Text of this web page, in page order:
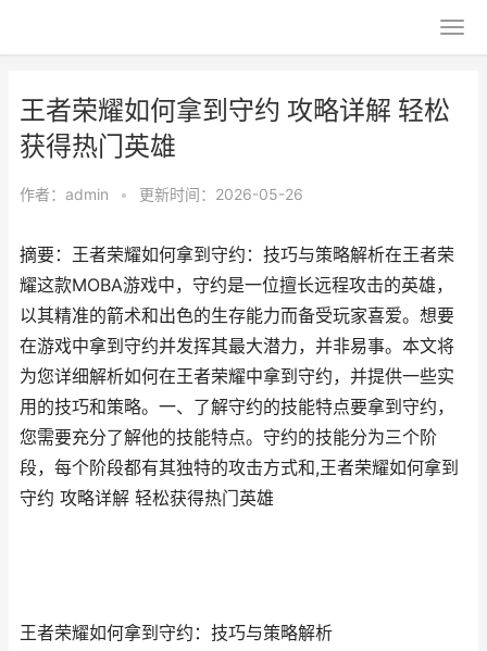
王者荣耀如何拿到守约 攻略详解 轻松
获得热门英雄
作者： admin • 更新时间：2026-05-26
摘要：王者荣耀如何拿到守约：技巧与策略解析在王者荣
耀这款MOBA游戏中，守约是一位擅长远程攻击的英雄，
以其精准的箭术和出色的生存能力而备受玩家喜爱。想要
在游戏中拿到守约并发挥其最大潜力，并非易事。本文将
为您详细解析如何在王者荣耀中拿到守约，并提供一些实
用的技巧和策略。一、了解守约的技能特点要拿到守约，
您需要充分了解他的技能特点。守约的技能分为三个阶
段，每个阶段都有其独特的攻击方式和,王者荣耀如何拿到
守约 攻略详解 轻松获得热门英雄
王者荣耀如何拿到守约：技巧与策略解析